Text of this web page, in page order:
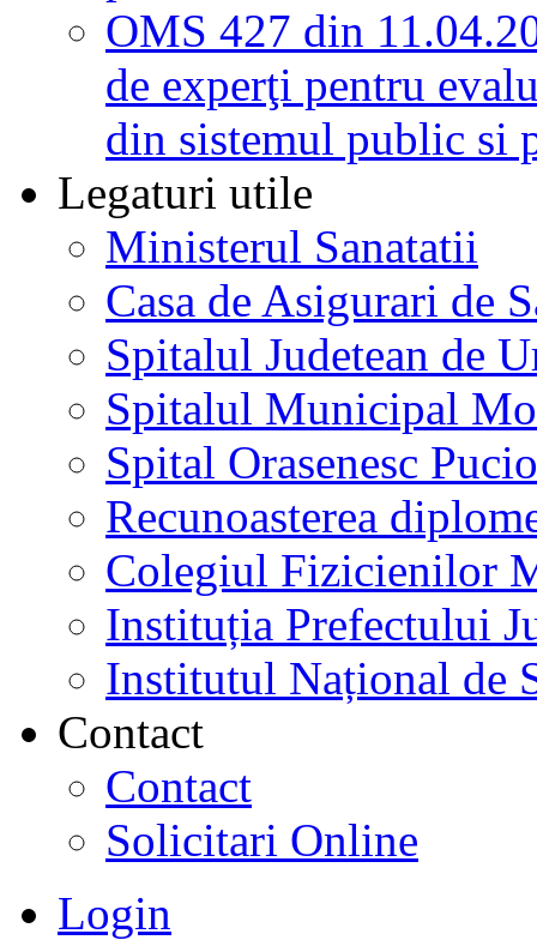
OMS 427 din
de experţi pentru
din sistemul public si
Legaturi utile
Ministerul Sanatatii
Casa de Asigurari de
Spitalul Judetean de
Spitalul Municipal
Spital Orasenesc
Recunoasterea
Colegiul Fizicienilor
Instituția Prefectului
Institutul Național de
Contact
Contact
Solicitari Online
Login